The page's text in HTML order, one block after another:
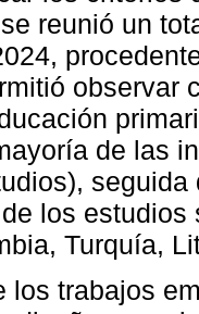
reunió un
observar
de las
los
Turquía,
los trabajos